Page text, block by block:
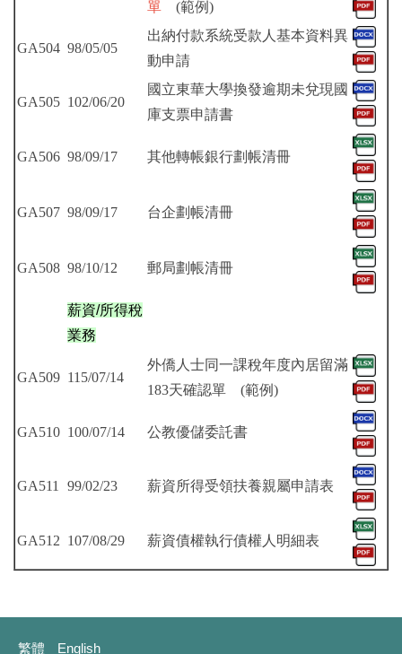
校級委員會School-level Committee
總務處表單下載 Office of General Affairs Form
單
(範例)
GA504 98/05/05
出納付款系統受款人基本資料異
動申請
GA505 102/06/20
國立東華大學換發逾期未兌現國
庫支票申請書
GA506 98/09/17 其他轉帳銀行劃帳清冊
GA507 98/09/17 台企劃帳清冊
GA508 98/10/12 郵局劃帳清冊
薪資/所得稅
業務
GA509 115/07/14
外僑人士同一課稅年度內居留滿
183天確認單 (範例)
GA510 100/07/14 公教優儲委託書
GA511 99/02/23 薪資所得受領扶養親屬申請表
GA512 107/08/29 薪資債權執行債權人明細表
繁體 English